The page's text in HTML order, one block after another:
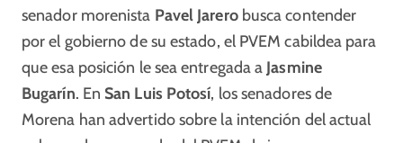
senador morenista Pavel Jarerobusca contender
por el gobierno de su estado, el PVEM cabildea para
que esa posición le sea entregada a Jasmine
Bugarín. En San Luis Potosí, los senadores de
Morena han advertido sobre la intención del actual